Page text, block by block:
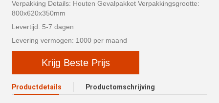
Verpakking Details: Houten Gevalpakket Verpakkingsgrootte:
800x620x350mm
Levertijd: 5-7 dagen
Levering vermogen: 1000 per maand
Krijg Beste Prijs
Productdetails Productomschrijving